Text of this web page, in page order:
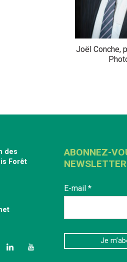
Joël Conche,
des
Forêt
LinkedInYouTube
ABONNEZ-
NEWSLETTER
E-mail *